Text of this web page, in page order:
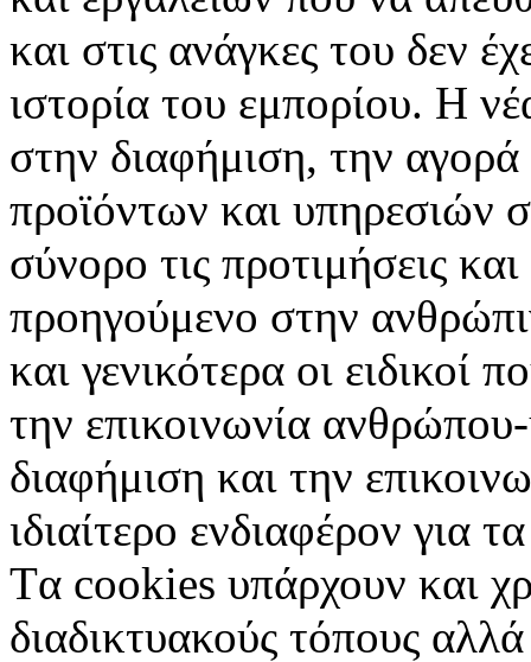
και στις ανάγκες του δεν
ιστορία του εμπορίου. Η
στην διαφήμιση, την
προϊόντων και υπηρεσιών
σύνορο τις προτιμήσεις
προηγούμενο στην
και γενικότερα οι ειδικοί
την επικοινωνία
διαφήμιση και την
ιδιαίτερο ενδιαφέρον για
Tα cookies υπάρχουν και
διαδικτυακούς τόπους